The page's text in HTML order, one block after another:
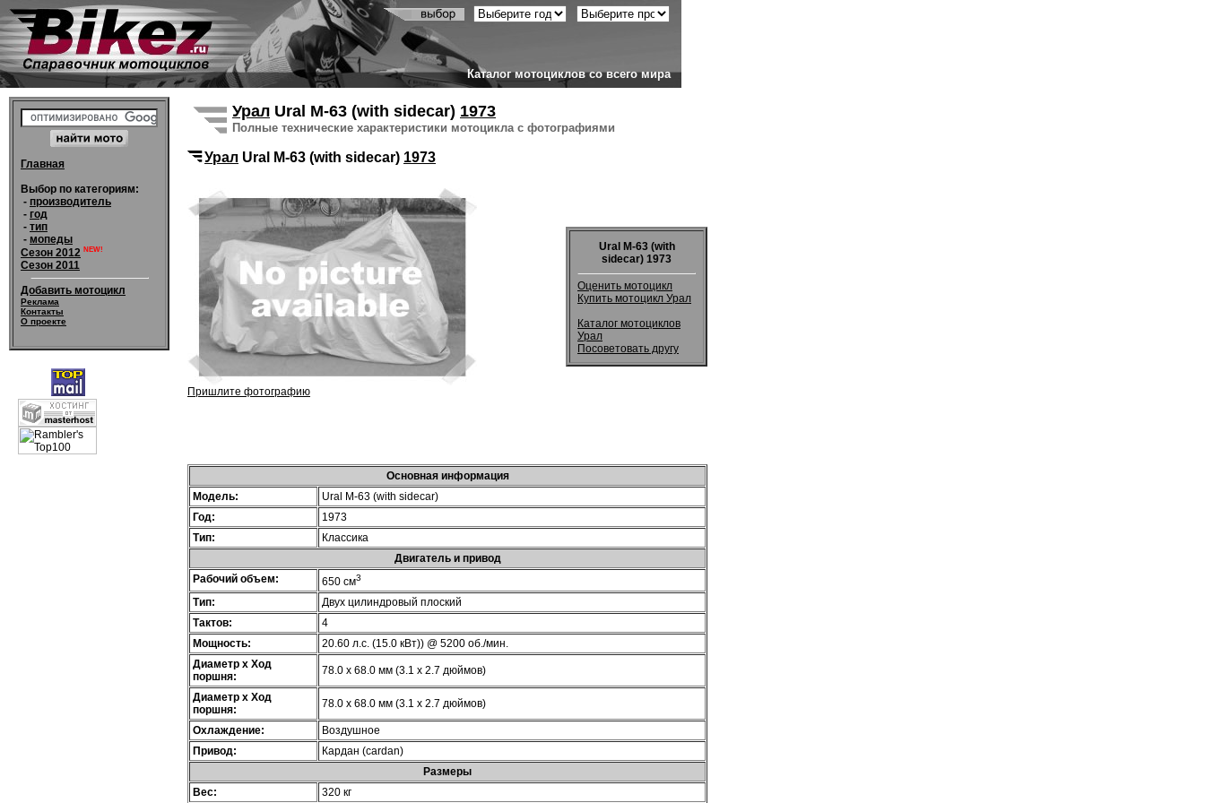
Каталог мотоциклов со всего мира
Главная
Выбор по категориям:
- производитель
- год
- тип
- мопеды
Сезон 2012 NEW!
Сезон 2011
Добавить мотоцикл
Реклама
Контакты
О проекте
Урал Ural M-63 (with sidecar) 1973
Полные технические характеристики мотоцикла с фотографиями
Урал Ural M-63 (with sidecar) 1973
Пришлите фотографию
Ural M-63 (with
sidecar) 1973
Оценить мотоцикл
Купить мотоцикл Урал
Каталог мотоциклов
Урал
Посоветовать другу
Основная информация
Модель:
Ural M-63 (with sidecar)
Год:
1973
Тип:
Классика
Двигатель и привод
Рабочий объем:
650 см3
Тип:
Двух цилиндровый плоский
Тактов:
4
Мощность:
20.60 л.с. (15.0 кВт)) @ 5200 об./мин.
Диаметр х Ход
поршня:
78.0 x 68.0 мм (3.1 x 2.7 дюймов)
Диаметр х Ход
поршня:
78.0 x 68.0 мм (3.1 x 2.7 дюймов)
Охлаждение:
Воздушное
Привод:
Кардан (cardan)
Размеры
Вес:
320 кг